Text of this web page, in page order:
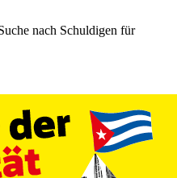
nach Schuldigen für